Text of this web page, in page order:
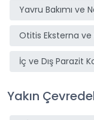
Yavru Bakımı ve
Otitis Eksterna ve
İç ve Dış Parazit
Yakın